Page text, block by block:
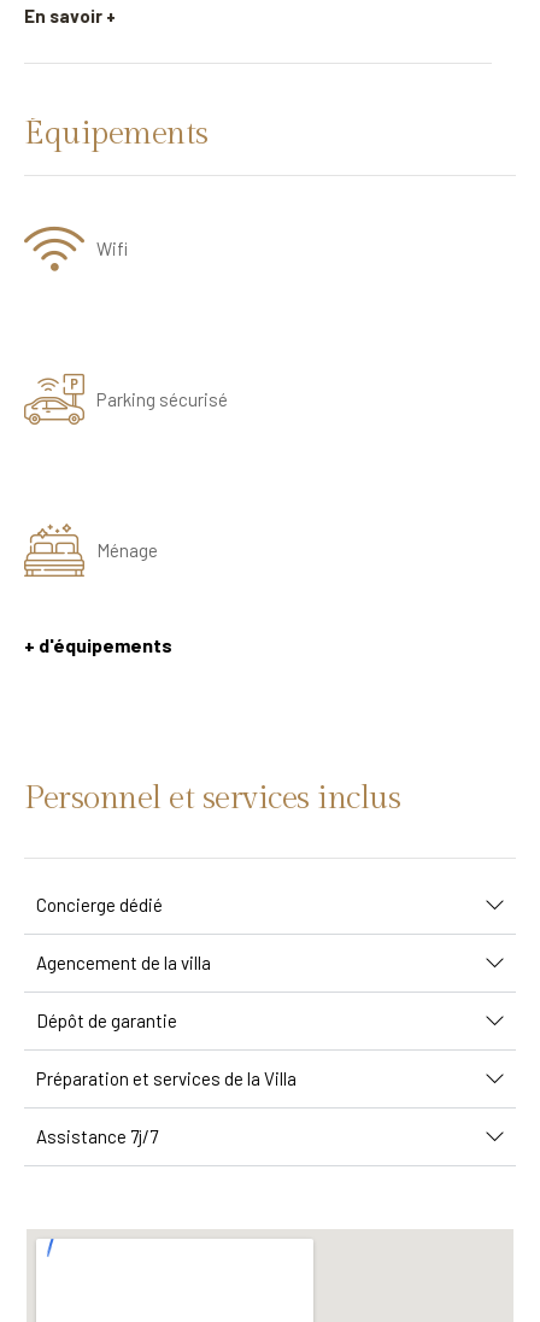
En savoir +
Équipements
Wifi
Parking sécurisé
Ménage
+ d'équipements
Personnel et services inclus
Concierge dédié
Agencement de la villa
Dépôt de garantie
Préparation et services de la Villa
Assistance 7j/7